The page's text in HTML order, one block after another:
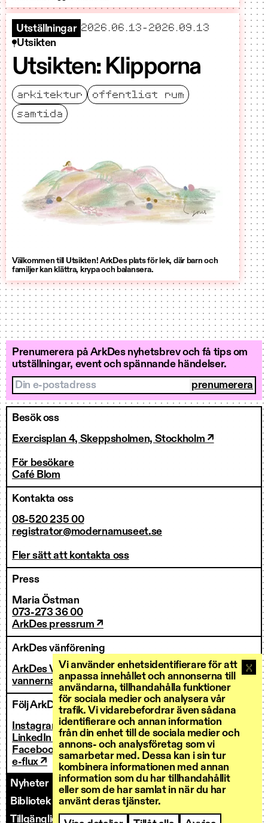
Vi använder enhetsidentifierare för att
anpassa innehållet och annonserna till
användarna, tillhandahålla funktioner
för sociala medier och analysera vår
trafik. Vi vidarebefordrar även sådana
identifierare och annan information
från din enhet till de sociala medier och
annons- och analysföretag som vi
samarbetar med. Dessa kan i sin tur
kombinera informationen med annan
information som du har tillhandahållit
eller som de har samlat in när du har
använt deras tjänster.
Utställningar startar
2026.06.13- slutar
2026.09.13
Utsikten
Utsikten: Klipporna
arkitektur
offentligt rum
samtida
Välkommen till Utsikten! ArkDes plats för lek, där barn och
familjer kan klättra, krypa och balansera.
Prenumerera på ArkDes nyhetsbrev och få tips om
utställningar, event och spännande händelser.
Din e-postadress
Besök oss
Exercisplan 4, Skeppsholmen, Stockholm ↗
För besökare
Café Blom
Kontakta oss
08-520 235 00
registrator@modernamuseet.se
Fler sätt att kontakta oss
Press
Maria Östman
073-273 36 00
ArkDes pressrum ↗
ArkDes vänförening
ArkDes Vänner
vannerna@arkdes.se
Följ ArkDes
Instagram ↗
LinkedIn ↗
Facebook ↗
e-flux ↗
Nyheter
Kontakt Personal
Fakturering
Bibliotek och forskarservice
Utlysningar
Tillgänglighet